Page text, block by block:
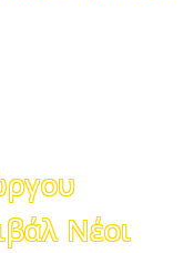
Νέοι